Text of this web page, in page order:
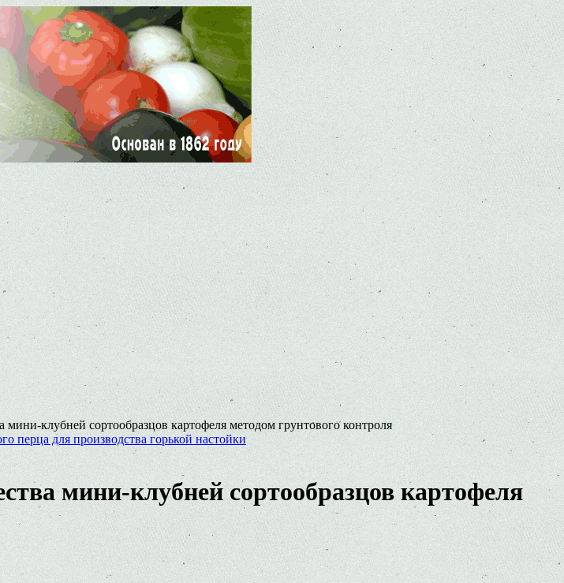
клубней сортообразцов картофеля методом грунтового контроля
перца для производства горькой настойки
мини-клубней сортообразцов картофеля